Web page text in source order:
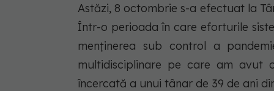
Astăzi, 8 octombrie s-a efectuat la
Într-o perioada în care eforturile
menținerea sub control a
multidisciplinare pe care am avut
încercată a unui tânar de 39 de ani